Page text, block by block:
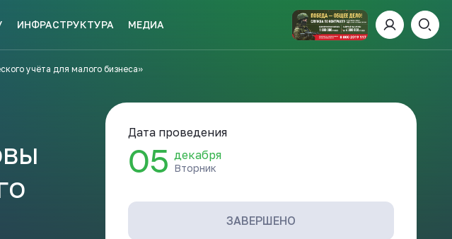
ИНФРАСТРУКТУРА МЕДИА
ИСКАТЬ
учёта для малого бизнеса»
Дата проведения
05 декабря
Вторник
ЗАВЕРШЕНО
НАВИГАТОР
СТАТЬИ И